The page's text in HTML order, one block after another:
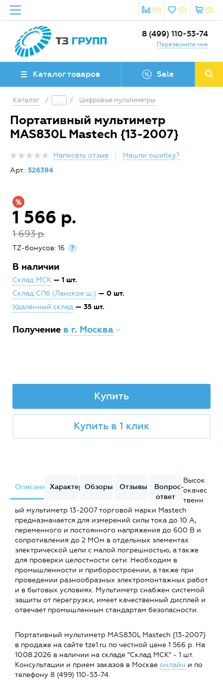
(0)
(0)
(0)
8 (499) 110-53-74
Перезвоните мне
Каталог товаров Sale
Каталог / / Цифровые мультиметры
Портативный мультиметр
MAS830L Mastech {13-2007}
Написать отзыв
Нашли ошибку?
Арт.: 526394
1 566 р.
1 693 р.
TZ-бонусов: 16 ?
В наличии
Склад МСК — 1 шт.
Склад СПб (Ланское ш.) — 0 шт.
Удалённый склад — 35 шт.
Получение в г. Москва
Купить
Купить в 1 клик
ОписаниеХарактеристики
Обзоры Отзывы
Вопрос-
ответ
Высок
окачес
твенн
ый мультиметр 13-2007 торговой марки Mastech
предназначается для измерений силы тока до 10 А,
переменного и постоянного напряжения до 600 В и
сопротивления до 2 МОм в отдельных элементах
электрической цепи с малой погрешностью, а также
для проверки целостности сети. Необходим в
промышленности и приборостроении, а также при
проведении разнообразных электромонтажных работ
и в бытовых условиях. Мультиметр снабжен системой
защиты от перегрузки, имеет качественный дисплей и
отвечает промышленным стандартам безопасности.
Портативный мультиметр MAS830L Mastech {13-2007}
в продаже на сайте tze1.ru по честной цене 1 566 р. На
10.08.2026 в наличии на складе "Склад МСК" - 1 шт.
Консультации и прием заказов в Москве онлайн и по
телефону 8 (499) 110-53-74.